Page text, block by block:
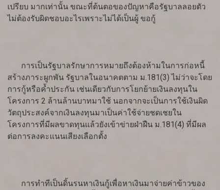
เปรียบ มากเท่านั้น ขณะที่ต้นตอของปัญหาคือรัฐบาลลอยตัว
ไม่ต้องรับผิดชอบอะไรเพราะไม่ได้เป็นผู้ ขอกู้
การเป็นรัฐบาลรักษาการหมายถึงต้องห้ามในการก่อหนี้
สร้างภาระผูกพัน รัฐบาลในอนาคตตาม ม.181(3) ไม่ว่าจะโดย
การกู้หรือค้ำประกัน เช่นเดียวกับการโยกย้ายเงินลงทุนใน
โครงการ 2 ล้านล้านบาทมาใช้ นอกจากจะเป็นการใช้เงินผิด
วัตถุประสงค์จากเงินลงทุนมาเป็นค่าใช้จ่ายชดเชยใน
โครงการที่มีผลขาดทุนแล้วยังเข้าข่ายฝ่าฝืน ม.181(4) ที่มีผล
ต่อการลงคะแนนเสียงเลือกตั้ง
การทำทีเป็นดิ้นรนหาเงินกู้เพื่อหาเงินมาจ่ายค่าข้าวของ